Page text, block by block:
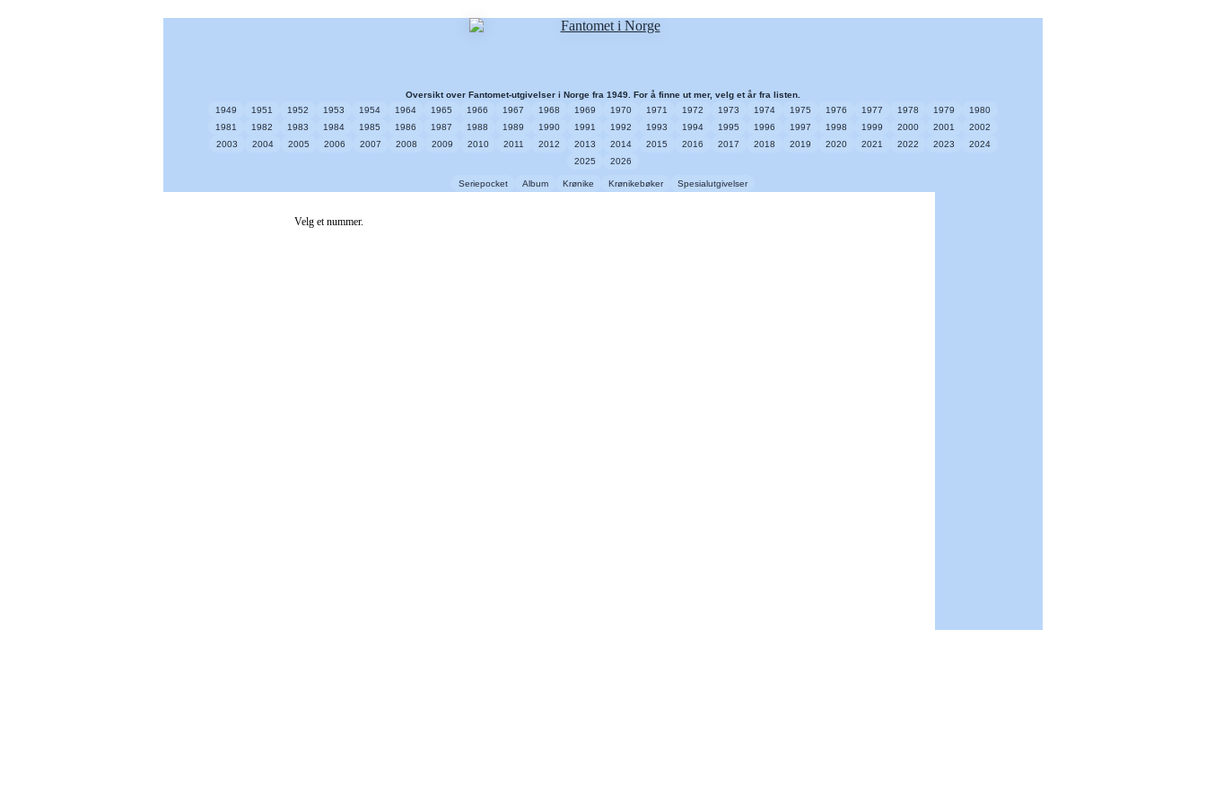
Oversikt over Fantomet-utgivelser i Norge fra 1949. For å finne ut mer, velg et år fra listen.
1949
1951 1952 1953 1954 1964 1965 1966 1967 1968 1969 1970 1971 1972 1973 1974 1975 1976 1977 1978 1979
1980
1981
1982 1983 1984 1985 1986 1987 1988 1989 1990 1991 1992 1993 1994 1995 1996 1997 1998 1999 2000 2001
2002
2003
2004 2005 2006 2007 2008 2009 2010 2011 2012 2013 2014 2015 2016 2017 2018 2019 2020 2021 2022 2023
2024
2025
2026
Seriepocket Album Krønike Krønikebøker Spesialutgivelser
Velg et nummer.